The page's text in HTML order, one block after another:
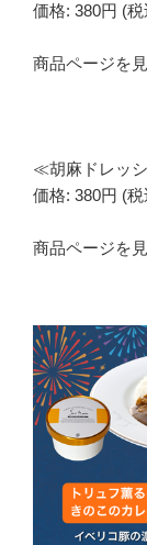
価格: 380円 (
商品ページを
≪胡麻ドレッ
価格: 380円 (
商品ページを